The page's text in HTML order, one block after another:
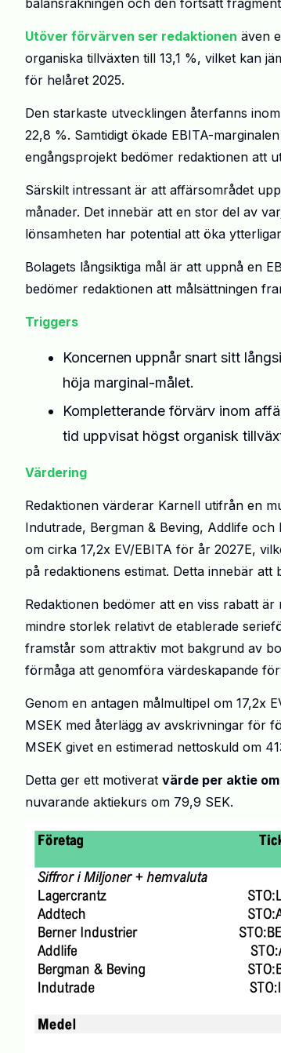
balansräkningen och den fortsatt
Utöver förvärven ser redaktionen även
organiska tillväxten till 13,1 %, vilket kan
för helåret 2025.
Den starkaste utvecklingen återfanns
22,8 %. Samtidigt ökade EBITA-
engångsprojekt bedömer redaktionen att
Särskilt intressant är att affärsområdet
månader. Det innebär att en stor del av
lönsamheten har potential att öka
Bolagets långsiktiga mål är att uppnå en
bedömer redaktionen att målsättningen
Triggers
Koncernen uppnår snart sitt
höja marginal-målet.
Kompletterande förvärv inom
tid uppvisat högst organisk
Värdering
Redaktionen värderar Karnell utifrån en
Indutrade, Bergman & Beving, Addlife
om cirka 17,2x EV/EBITA för år 2027E,
på redaktionens estimat. Detta innebär
Redaktionen bedömer att en viss rabatt
mindre storlek relativt de etablerade
framstår som attraktiv mot bakgrund av
förmåga att genomföra värdeskapande
Genom en antagen målmultipel om 17,2x
MSEK med återlägg av avskrivningar för
MSEK givet en estimerad nettoskuld om
Detta ger ett motiverat värde per aktie
nuvarande aktiekurs om 79,9 SEK.